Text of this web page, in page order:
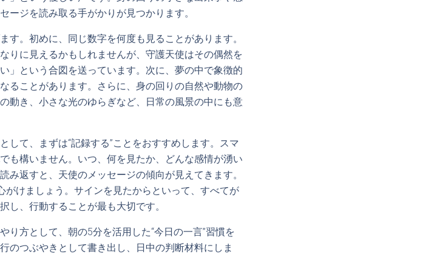
ージを読み取る手がかりが見つかります。
す。初めに、同じ数字を何度も見ることがあります。
りに見えるかもしれませんが、守護天使はその偶然を
」という合図を送っています。次に、夢の中で象徴的
ることがあります。さらに、身の回りの自然や動物の
動き、小さな光のゆらぎなど、日常の風景の中にも意
して、まずは“記録する”ことをおすすめします。スマ
も構いません。いつ、何を見たか、どんな感情が湧い
み返すと、天使のメッセージの傾向が見えてきます。
がけましょう。サインを見たからといって、すべてが
し、行動することが最も大切です。
り方として、朝の5分を活用した“今日の一言”習慣を
のつぶやきとして書き出し、日中の判断材料にしま